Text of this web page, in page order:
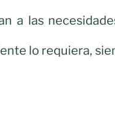
a las
lo requiera,